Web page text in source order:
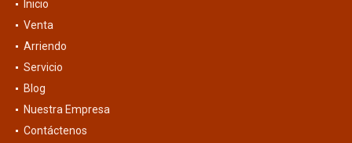
Inicio
Venta
Arriendo
Servicio
Blog
Nuestra Empresa